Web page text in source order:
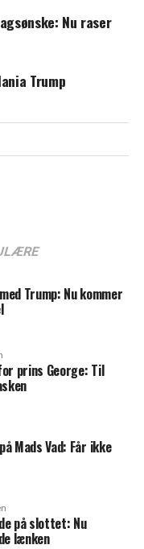
Nu raser
Trump
Trump: Nu kommer
prins George: Til
Mads Vad: Får ikke
på slottet: Nu
lænken